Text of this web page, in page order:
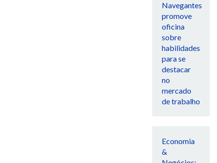
Navegantes
promove
oficina
sobre
habilidades
para se
destacar
no
mercado
de trabalho
Economia
&